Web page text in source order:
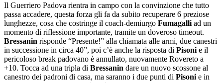
Il Guerriero Padova rientra in campo con la convinzione che tutto
passa accadere, questa forza gli fa da subito recuperare 6 preziose
lunghezze, cosa che costringe il coach-demiurgo Fumagalli ad un
momento di riflessione importante, tramite un doveroso timeout.
Bressanin risponde “Presente!” alla chiamata alle armi, due canestri
in successione in circa 40”, poi c’è anche la risposta di Pisoni e il
pericoloso break padovano è annullato, nuovamente Rovereto a
+10. Tocca ad una tripla di Bressanin dare un nuovo scossone al
canestro dei padroni di casa, ma saranno i due punti di Pisoni e in